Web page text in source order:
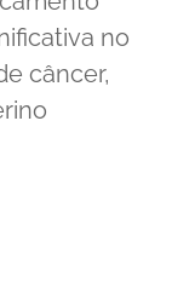
no
câncer,